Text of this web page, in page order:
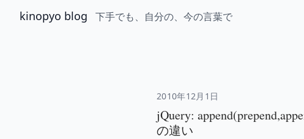
kinopyo blog 下手でも、自分の、今の言葉で
2010年12月1日
jQuery:
の違い